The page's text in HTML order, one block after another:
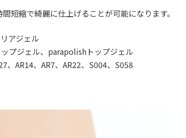
短縮で綺麗に仕上げることが可能になります。
アジェル
プジェル、parapolishトップジェル
、AR14、AR7、AR22、S004、S058